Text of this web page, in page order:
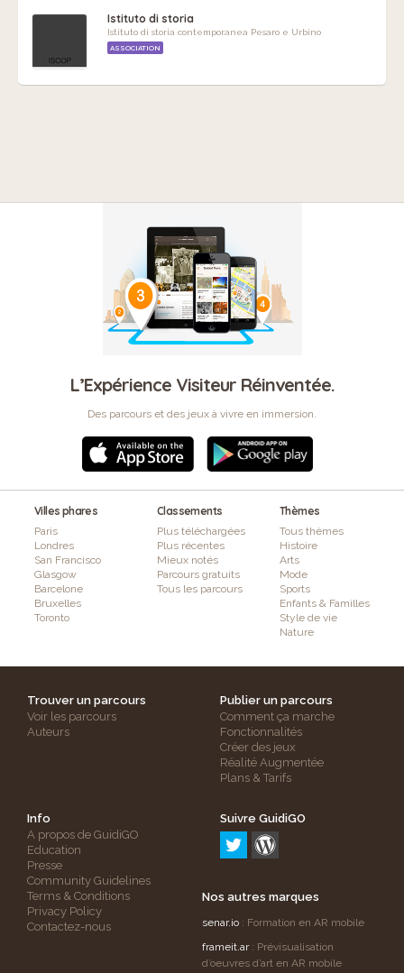
Istituto di storia
Istituto di storia contemporanea Pesaro e Urbino
ASSOCIATION
L’Expérience Visiteur Réinventée.
Des parcours et des jeux à vivre en immersion.
Villes phares
Paris
Londres
San Francisco
Glasgow
Barcelone
Bruxelles
Toronto
Classements
Plus téléchargées
Plus récentes
Mieux notés
Parcours gratuits
Tous les parcours
Thèmes
Tous thèmes
Histoire
Arts
Mode
Sports
Enfants & Familles
Style de vie
Nature
Trouver un parcours
Voir les parcours
Auteurs
Publier un parcours
Comment ça marche
Fonctionnalités
Créer des jeux
Réalité Augmentée
Plans & Tarifs
Info
A propos de GuidiGO
Education
Presse
Community Guidelines
Terms & Conditions
Privacy Policy
Contactez-nous
Suivre GuidiGO
Nos autres marques
senar.io : Formation en AR mobile
frameit.ar: Prévisualisation
d’oeuvres d’art en AR mobile